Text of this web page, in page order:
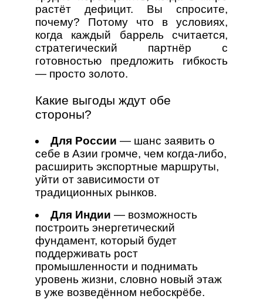
растёт дефицит. Вы спросите,
почему? Потому что в условиях,
когда каждый баррель считается,
стратегический партнёр с
готовностью предложить гибкость
— просто золото.
Какие выгоды ждут обе
стороны?
Для России — шанс заявить о
себе в Азии громче, чем когда‑либо,
расширить экспортные маршруты,
уйти от зависимости от
традиционных рынков.
Для Индии — возможность
построить энергетический
фундамент, который будет
поддерживать рост
промышленности и поднимать
уровень жизни, словно новый этаж
в уже возведённом небоскрёбе.